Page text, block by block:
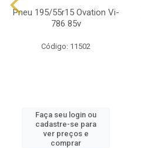
Pneu 195/55r15 Ovation Vi-
786 85v
Código: 11502
Faça seu login ou
cadastre-se para
ver preços e
comprar